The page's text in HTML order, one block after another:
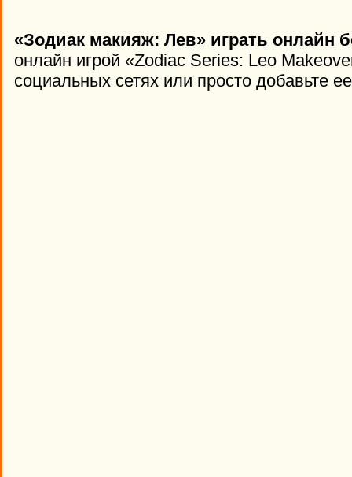
«Зодиак макияж: Лев» играть онлайн
онлайн игрой «Zodiac Series: Leo
социальных сетях или просто добавьте